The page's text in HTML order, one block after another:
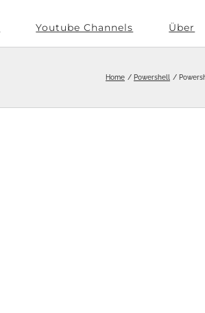
Youtube Channels Über
Home Powershell